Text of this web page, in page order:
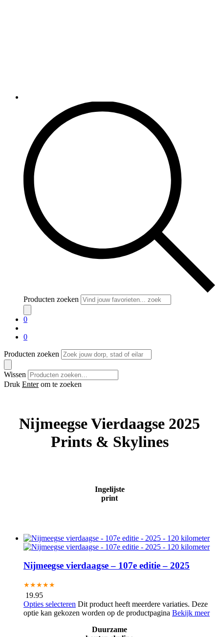
Producten zoeken
0
0
Producten zoeken
Wissen
Druk Enterom te zoeken
Nijmeegse Vierdaagse 2025
Prints & Skylines
Ingelijste
print
Nijmeegse vierdaagse – 107e editie – 2025
★★★★★
19.95
Opties selecteren Dit product heeft meerdere variaties. Deze
optie kan gekozen worden op de productpagina Bekijk meer
Duurzame